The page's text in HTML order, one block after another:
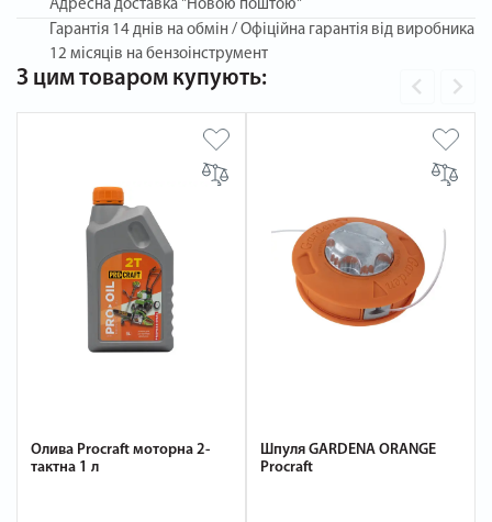
Адресна доставка "Новою поштою"
Гарантія 14 днів на обмін / Офіційна гарантія від виробника
12 місяців на бензоінструмент
З цим товаром купують:
Олива Procraft моторна 2-
тактна 1 л
Шпуля GARDENA ORANGE
Procraft